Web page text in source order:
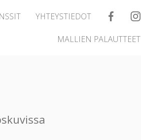
YHTEYSTIEDOT
MALLIEN PALAUTTEET